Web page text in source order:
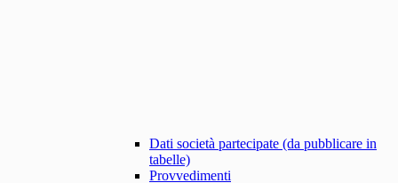
Dati società partecipate (da pubblicare in
tabelle)
Provvedimenti